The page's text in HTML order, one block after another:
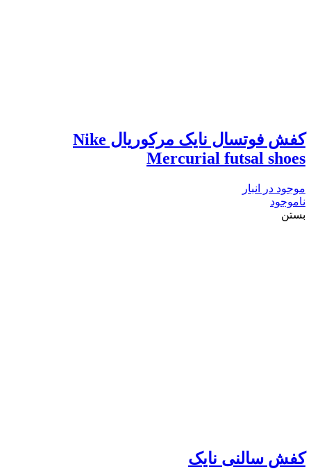
کفش فوتسال نایک مرکوریال Nike
Mercurial futsal shoes
موجود در انبار
ناموجود
بستن
کفش سالنی نایک